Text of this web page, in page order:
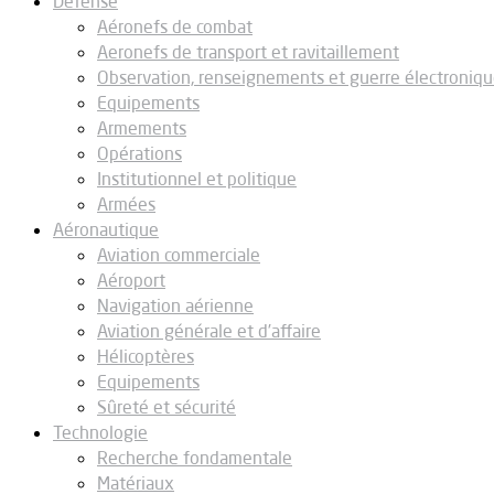
Aéronefs de combat
Aeronefs de transport et ravitaillement
Observation, renseignements et guerre
Equipements
Armements
Opérations
Institutionnel et politique
Armées
Aéronautique
Aviation commerciale
Aéroport
Navigation aérienne
Aviation générale et d’affaire
Hélicoptères
Equipements
Sûreté et sécurité
Technologie
Recherche fondamentale
Matériaux